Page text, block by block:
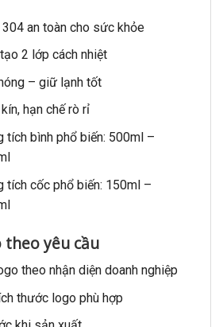
304 an toàn cho sức khỏe
2 lớp cách nhiệt
– giữ lạnh tốt
hạn chế rò rỉ
tích bình phổ biến: 500ml –
tích cốc phổ biến: 150ml –
theo yêu cầu
theo nhận diện doanh nghiệp
thước logo phù hợp